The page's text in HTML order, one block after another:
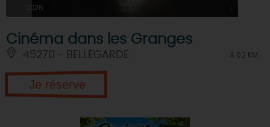
2026
Cinéma dans les Granges
45270 - BELLEGARDE À 0.2 KM
Je réserve